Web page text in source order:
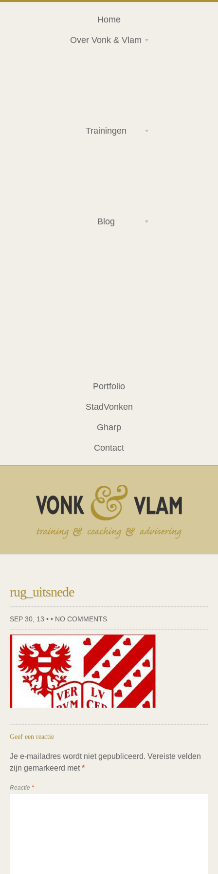
Home
Over Vonk & Vlam
Trainingen
Blog
Portfolio
StadVonken
Gharp
Contact
rug_uitsnede
SEP 30, 13 • • NO COMMENTS
Geef een reactie
Je e-mailadres wordt niet gepubliceerd. Vereiste velden
zijn gemarkeerd met*
Reactie *